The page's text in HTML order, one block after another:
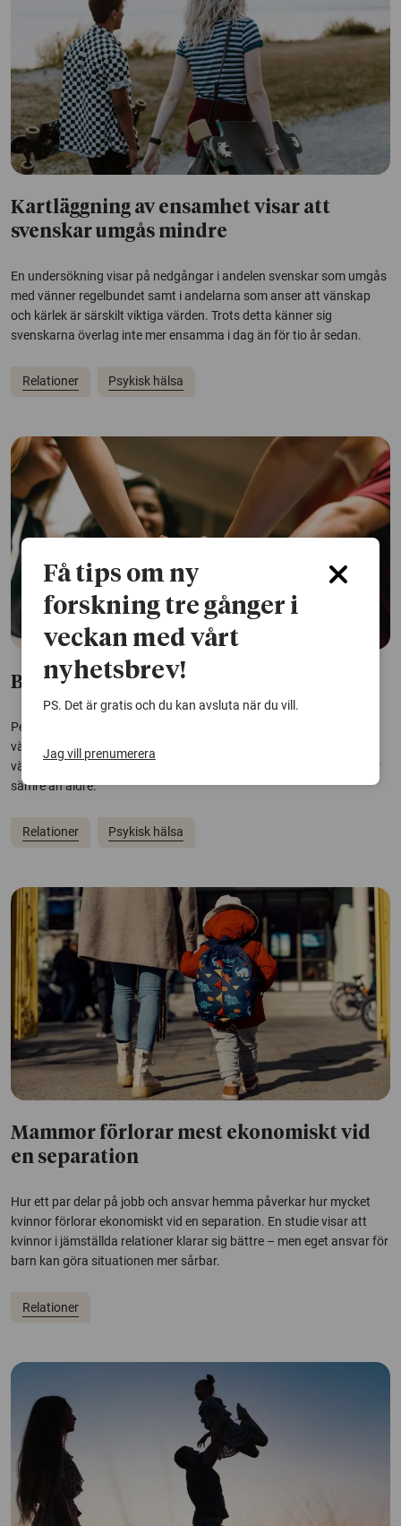
Kartläggning av ensamhet visar att
svenskar umgås mindre
En undersökning visar på nedgångar i andelen svenskar som umgås
med vänner regelbundet samt i andelarna som anser att vänskap
och kärlek är särskilt viktiga värden. Trots detta känner sig
svenskarna överlag inte mer ensamma i dag än för tio år sedan.
Relationer Psykisk hälsa
Bra relationer får oss att må bra
Personlighet och sociala relationer påverkar svenskars
välbefinnande mer än inkomst, visar en studie. Samtidigt märks en
växande generationsklyfta, där yngre vuxna rapporterar att de mår
sämre än äldre.
Relationer Psykisk hälsa
Mammor förlorar mest ekonomiskt vid
en separation
Hur ett par delar på jobb och ansvar hemma påverkar hur mycket
kvinnor förlorar ekonomiskt vid en separation. En studie visar att
kvinnor i jämställda relationer klarar sig bättre – men eget ansvar för
barn kan göra situationen mer sårbar.
Relationer
Få tips om ny
forskning tre gånger i
veckan med vårt
nyhetsbrev!
PS. Det är gratis och du kan avsluta när du vill.
Jag vill prenumerera